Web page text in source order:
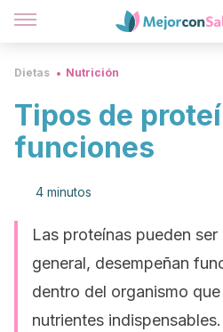
Dietas Nutrición
Tipos de
funciones
4 minutos
Las proteínas pueden
general, desempeñan
dentro del organismo
nutrientes